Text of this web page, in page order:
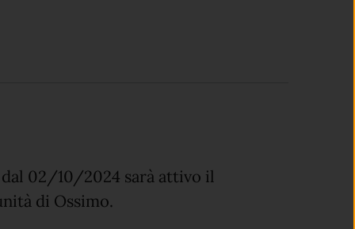
02/10/2024 sarà attivo il
di Ossimo.